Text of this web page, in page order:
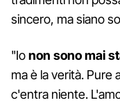
sincero, ma siano
"Ionon sono mai
ma è la verità. Pure
c'entra niente.